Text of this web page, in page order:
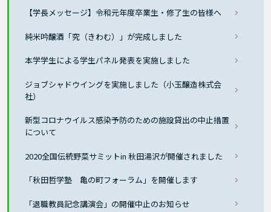
【学長メッセージ】令和元年度卒業生・修了生の皆様へ
純米吟醸酒「究（きわむ）」が完成しました
本学学生による学生パネル発表を実施しました
ジョブシャドウイングを実施しました（小玉醸造株式会
社）
新型コロナウイルス感染予防のための施設貸出の中止措置
について
2020全国伝統野菜サミットin 秋田湯沢が開催されました
「秋田哲学塾 亀の町フォーラム」を開催します
「退職教員記念講演会」の開催中止のお知らせ